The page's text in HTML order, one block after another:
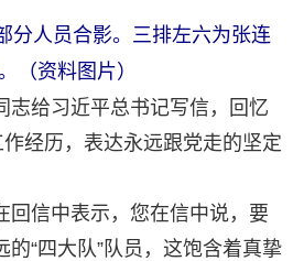
分人员合影。三排左六为张连
（资料图片）
给习近平总书记写信，回忆
作经历，表达永远跟党走的坚定
信中表示，您在信中说，要
的“四大队”队员，这饱含着真挚